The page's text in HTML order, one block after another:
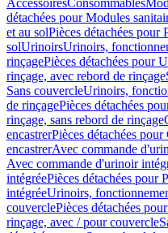
AccessoiresConsommables
détachées pour Modules
et au solPièces détachées pour
solUrinoirsUrinoirs,
rinçagePièces détachées pour
rinçage, avec rebord de rinçage
Sans couvercleUrinoirs,
de rinçagePièces détachées
rinçage, sans rebord de rinçage
encastrerPièces détachées
encastrerAvec commande
Avec commande d'urinoir
intégréePièces détachées pour
intégréeUrinoirs,
couverclePièces détachées
rinçage, avec / pour couvercle